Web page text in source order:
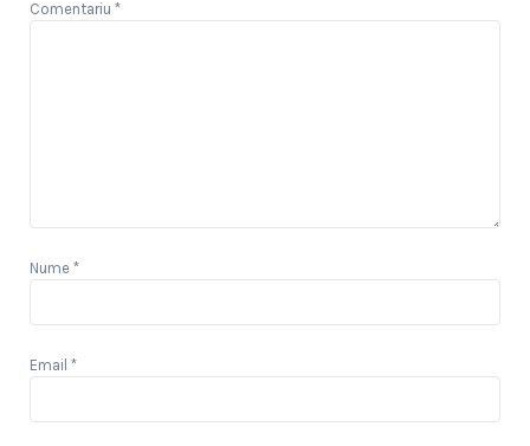
Comentariu *
Nume *
Email *